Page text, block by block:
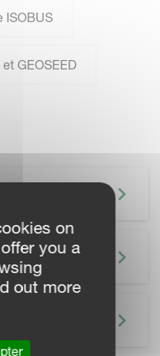
ISOBUS
GEOSEED
on
you a
out more